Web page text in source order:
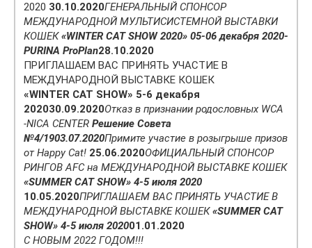
2020 30.10.2020ГЕНЕРАЛЬНЫЙ СПОНСОР
МЕЖДУНАРОДНОЙ МУЛЬТИСИСТЕМНОЙ ВЫСТАВКИ
КОШЕК«WINTER CAT SHOW 2020» 05-06 декабря 2020-
PURINA ProPlan28.10.2020
ПРИГЛАШАЕМ ВАС ПРИНЯТЬ УЧАСТИЕ В
МЕЖДУНАРОДНОЙ ВЫСТАВКЕ КОШЕК
«WINTER CAT SHOW» 5-6 декабря
202030.09.2020Отказ в признании родословных WCA
-NICA CENTER Решение Совета
№4/1903.07.2020Примите участие в розыгрыше призов
от Happy Cat! 25.06.2020ОФИЦИАЛЬНЫЙ СПОНСОР
РИНГОВ AFC на МЕЖДУНАРОДНОЙ ВЫСТАВКЕ КОШЕК
«SUMMER CAT SHOW» 4-5 июля 2020
10.05.2020ПРИГЛАШАЕМ ВАС ПРИНЯТЬ УЧАСТИЕ В
МЕЖДУНАРОДНОЙ ВЫСТАВКЕ КОШЕК«SUMMER CAT
SHOW» 4-5 июля 202001.01.2020
С НОВЫМ 2022 ГОДОМ!!!